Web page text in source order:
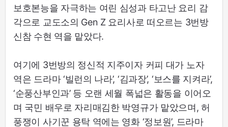
보호본능을 자극하는 여린 심성과 타고난 요리 감
각으로 교도소의 Gen Z 요리사로 떠오르는 3번방
신참 수현 역을 맡았다.
여기에 3번방의 정신적 지주이자 커피 대가 노자
역은 드라마 ‘빌런의 나라’, ‘김과장’, ‘보스를 지켜라’,
‘순풍산부인과’ 등 오랜 세월 폭넓은 활동을 이어오
며 국민 배우로 자리매김한 박영규가 맡았으며, 허
풍쟁이 사기꾼 용탁 역에는 영화 ‘정보원’, 드라마